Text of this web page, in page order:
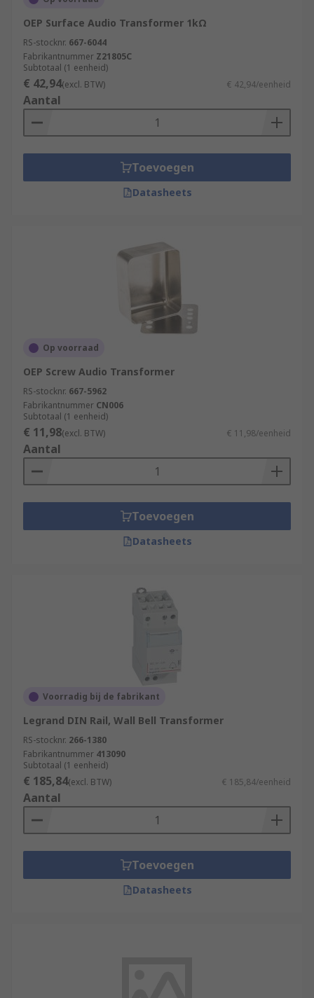
OEP Surface Audio Transformer 1kΩ
RS-stocknr. 667-6044
Fabrikantnummer Z21805C
Subtotaal (1 eenheid)
€ 42,94(excl. BTW) € 42,94/eenheid
Aantal
Toevoegen
Datasheets
Op voorraad
OEP Screw Audio Transformer
RS-stocknr. 667-5962
Fabrikantnummer CN006
Subtotaal (1 eenheid)
€ 11,98(excl. BTW) € 11,98/eenheid
Aantal
Toevoegen
Datasheets
Voorradig bij de fabrikant
Legrand DIN Rail, Wall Bell Transformer
RS-stocknr. 266-1380
Fabrikantnummer 413090
Subtotaal (1 eenheid)
€ 185,84(excl. BTW) € 185,84/eenheid
Aantal
Toevoegen
Datasheets